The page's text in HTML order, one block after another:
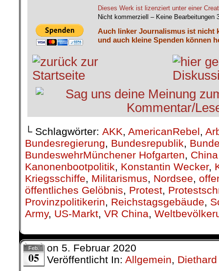
Dieses Werk ist lizenziert unter einer
Nicht kommerziell – Keine Bearbeitungen
Auch linker Journalismus ist nicht
und auch kleine Spenden können
└ Schlagwörter: AKK, AmericanRebel,
Bundesregierung, Bundesrepublik,
BundeswehrMünchener Hofgarten, China
Kanonenbootpolitik, Konstantin Wecker,
Kriegsschiffe, Militarismus, Nordsee,
öffentliches Gelöbnis, Protest,
Provinzpolitikerin, Reichstagsgebäude,
Army, US-Markt, VR China,
Feb.
05
on 5. Februar 2020
Veröffentlicht In: Allgemein,